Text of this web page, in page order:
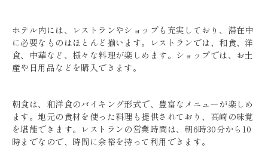
ホテル内には、レストランやショップも充実しており、滞在中
に必要なものはほとんど揃います。レストランでは、和食、洋
食、中華など、様々な料理が楽しめます。ショップでは、お土
産や日用品などを購入できます。
朝食は、和洋食のバイキング形式で、豊富なメニューが楽しめ
ます。地元の食材を使った料理も提供されており、高崎の味覚
を堪能できます。レストランの営業時間は、朝6時30分から10
時までなので、時間に余裕を持って利用できます。